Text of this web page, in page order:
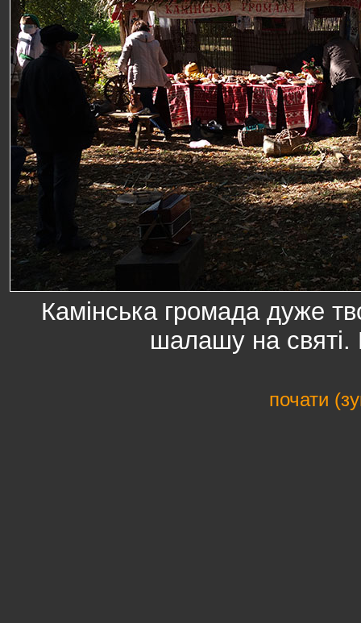
Камінська громада дуже
шалашу на святі.
почати